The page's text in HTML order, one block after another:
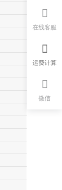
在线客服
运费计算
微信